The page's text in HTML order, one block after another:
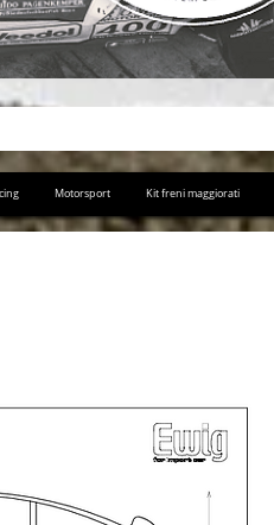
Motorsport Kit freni maggiorati